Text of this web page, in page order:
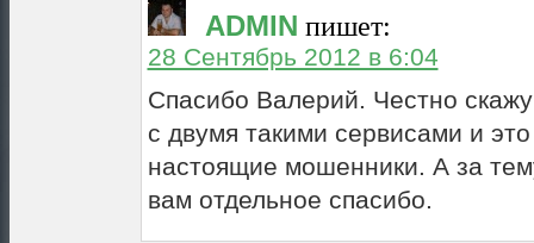
ADMIN пишет:
28 Сентябрь 2012 в 6:04
Спасибо Валерий. Честно
с двумя такими сервисами и
настоящие мошенники. А за
вам отдельное спасибо.